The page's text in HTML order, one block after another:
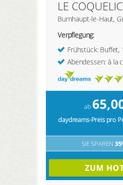
LE
Burnhaupt-le-Haut,
Verpflegung:
Frühstück: Buffet,
Abendessen: à la
ab
daydreams-Preis pro
SIE SPAREN
ZUM